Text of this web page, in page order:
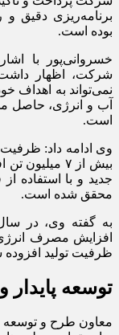
برنامه‌ریزی دقیق
بوده است.
خسروانی‌پور با
شرکت، اظهار داشت:
نمی‌تواند به اهداف
آب و انرژی، حاصل
است.
بیش از ۷
جدید و با استفاده
محقق شده است.
افزایش مصرف
ظرفیت تولید افزوده
توسعه
معاون طرح و توسعه